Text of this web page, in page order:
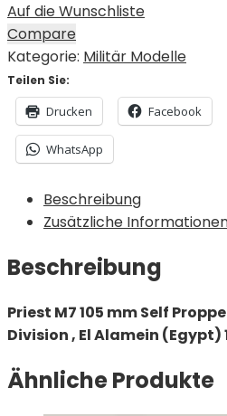
Auf die Wunschliste
Compare
Kategorie: Militär Modelle
Teilen Sie:
Drucken Facebook
WhatsApp
Beschreibung
Zusätzliche
Beschreibung
Priest M7 105 mm Self
Division , El Alamein (Egypt)
Ähnliche Produkte